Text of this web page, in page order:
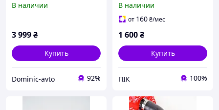
/ GLE запчасти б/у
В наличии
3 999₴
Купить
Dominic-avto 92%
MERCEDES C (W204), C T-
MODEL (S204), CLS (C218),
В наличии
от 160₴/мес
1 600₴
Купить
ПІК 100%